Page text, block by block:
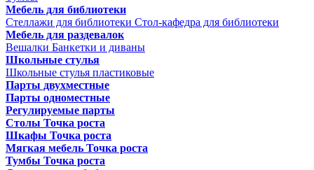
Мебель для библиотеки
Стеллажи для библиотеки Стол-кафедра для библиотеки
Мебель для раздевалок
Вешалки Банкетки и диваны
Школьные стулья
Школьные стулья пластиковые
Парты двухместные
Парты одноместные
Регулируемые парты
Столы Точка роста
Шкафы Точка роста
Мягкая мебель Точка роста
Тумбы Точка роста